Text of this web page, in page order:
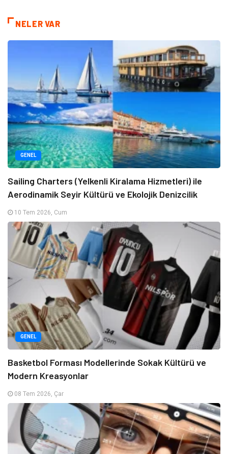
NELER VAR
GENEL
Sailing Charters (Yelkenli Kiralama Hizmetleri) ile
Aerodinamik Seyir Kültürü ve Ekolojik Denizcilik
10 Tem 2026, Cum
GENEL
Basketbol Forması Modellerinde Sokak Kültürü ve
Modern Kreasyonlar
08 Tem 2026, Çar